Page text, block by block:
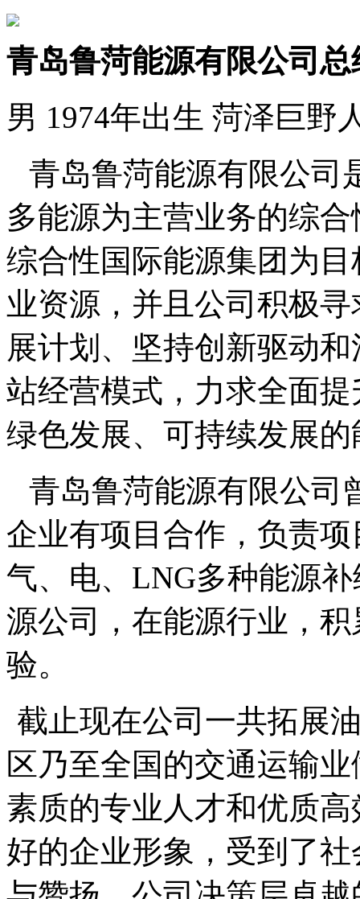
青岛鲁菏能源有限公司 总
男 1974年出生 菏泽巨野
青岛鲁菏能源有限公司
多能源为主营业务的综
综合性国际能源集团为
业资源，并且公司积极
展计划、坚持创新驱动
站经营模式，力求全面
绿色发展、可持续发展
青岛鲁菏能源有限公司
企业有项目合作，负责
气、电、 LNG多种能源
源公司，在能源行业，
验。
截止现在公司一共拓展
区乃至全国的交通运输
素质的专业人才和优质
好的企业形象，受到了